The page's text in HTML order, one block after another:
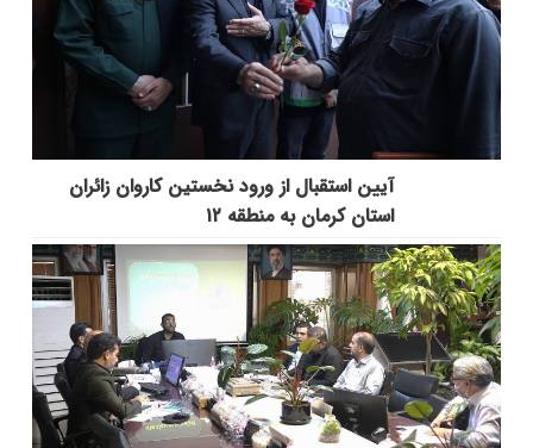
آیین استقبال از ورود نخستین کاروان زائران
استان کرمان به منطقه ۱۲